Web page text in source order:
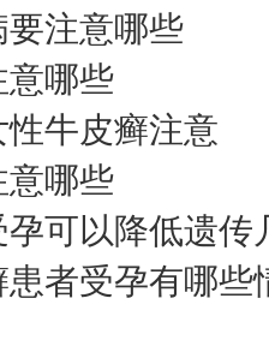
毕业于长江...[详情]
注意哪些
意哪些
牛皮癣注意
意哪些
可以降低遗传
者受孕有哪些